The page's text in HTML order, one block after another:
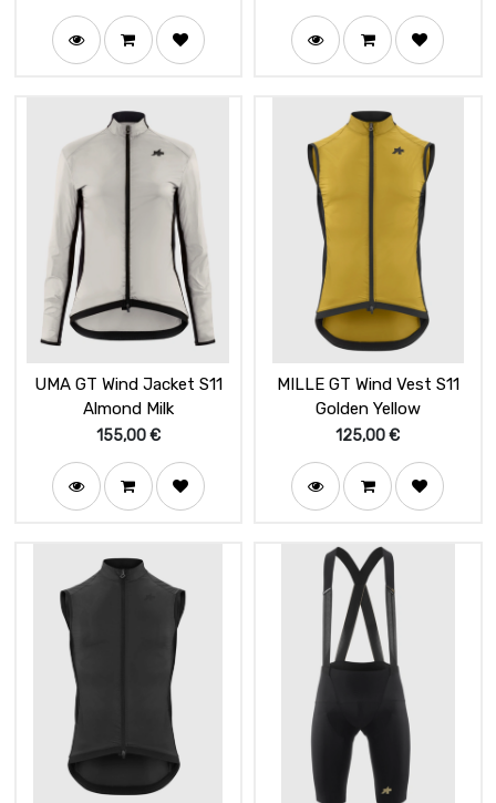
UMA GT Wind Jacket S11
Almond Milk
155,00€
MILLE GT Wind Vest S11
Golden Yellow
125,00€